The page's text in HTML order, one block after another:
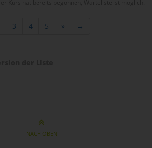
3 4 5 » →
NACH OBEN